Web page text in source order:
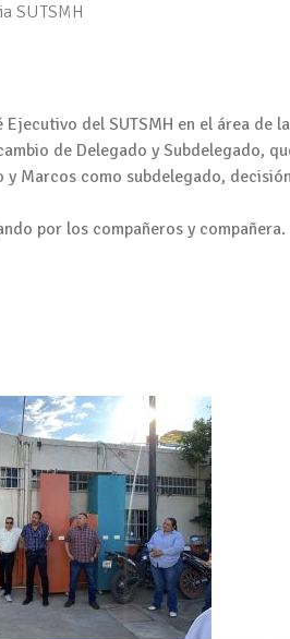
SUTSMH
del SUTSMH en el área de
de Delegado y Subdelegado,
Marcos como subdelegado,
por los compañeros y compañera.